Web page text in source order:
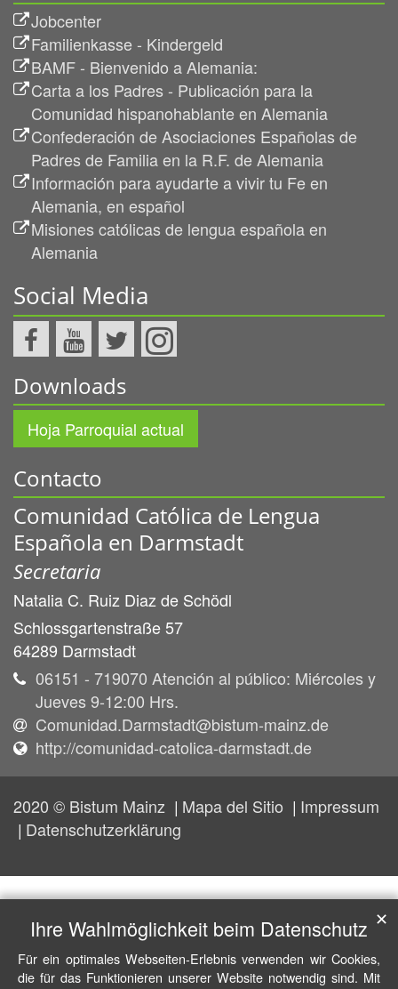
Jobcenter
Familienkasse - Kindergeld
BAMF - Bienvenido a Alemania:
Carta a los Padres - Publicación para la
Comunidad hispanohablante en Alemania
Confederación de Asociaciones Españolas de
Padres de Familia en la R.F. de Alemania
Información para ayudarte a vivir tu Fe en
Alemania, en español
Misiones católicas de lengua española en
Alemania
Social Media
Downloads
Hoja Parroquial actual
Contacto
Comunidad Católica de Lengua
Española en Darmstadt
Secretaria
Natalia C. Ruiz Diaz de Schödl
Schlossgartenstraße 57
64289 Darmstadt
06151 - 719070 Atención al público: Miércoles y
Jueves 9-12:00 Hrs.
Comunidad.Darmstadt@bistum-mainz.de
http://comunidad-catolica-darmstadt.de
2020 © Bistum Mainz Mapa del Sitio
Impressum
Datenschutzerklärung
Ihre Wahlmöglichkeit beim Datenschutz
Für ein optimales Webseiten-Erlebnis verwenden wir Cookies,
die für das Funktionieren unserer Website notwendig sind. Mit
✕